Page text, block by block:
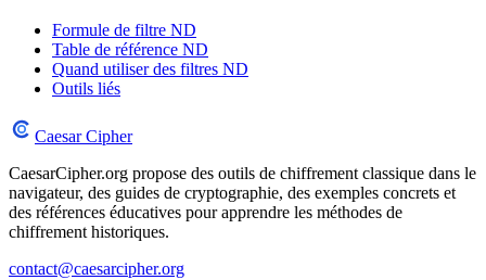
Formule de filtre ND
Table de référence ND
Quand utiliser des filtres ND
Outils liés
Caesar Cipher
CaesarCipher.org propose des outils de chiffrement classique dans le
navigateur, des guides de cryptographie, des exemples concrets et
des références éducatives pour apprendre les méthodes de
chiffrement historiques.
contact@caesarcipher.org